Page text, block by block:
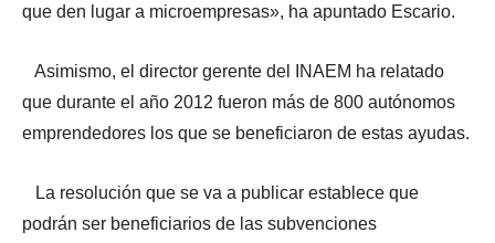
que den lugar a microempresas», ha apuntado Escario.
Asimismo, el director gerente del INAEM ha relatado
que durante el año 2012 fueron más de 800 autónomos
emprendedores los que se beneficiaron de estas ayudas.
La resolución que se va a publicar establece que
podrán ser beneficiarios de las subvenciones